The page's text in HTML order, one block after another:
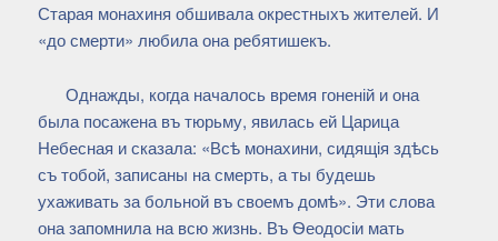
Старая монахиня обшивала окрестныхъ жителей. И
«до смерти» любила она ребятишекъ.
Однажды, когда началось время гоненій и она
была посажена въ тюрьму, явилась ей Царица
Небесная и сказала: «Всѣ монахини, сидящія здѣсь
съ тобой, записаны на смерть, а ты будешь
ухаживать за больной въ своемъ домѣ». Эти слова
она запомнила на всю жизнь. Въ Ѳеодосіи мать